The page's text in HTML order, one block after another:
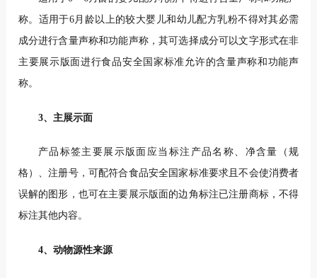
称。适用于6月龄以上的较大婴儿和幼儿配方乳粉不得对其必需
成分进行含量声称和功能声称，其可选择成分可以文字形式在非
主要展示版面进行食品安全国家标准允许的含量声称和功能声
称。
3、主展示面
产品标签主要展示版面应当标注产品名称、净含量（规
格）、注册号，可配符合食品安全国家标准要求且不会使消费者
误解的图形，也可在主要展示版面的边角标注已注册商标，不得
标注其他内容。
4、动物源性来源